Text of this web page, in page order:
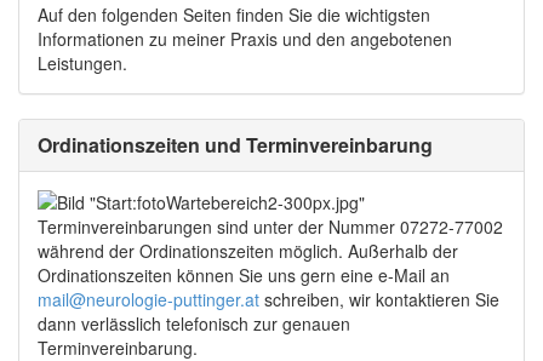
Auf den folgenden Seiten finden Sie die wichtigsten
Informationen zu meiner Praxis und den angebotenen
Leistungen.
Ordinationszeiten und Terminvereinbarung
Terminvereinbarungen sind unter der Nummer 07272-77002
während der Ordinationszeiten möglich. Außerhalb der
Ordinationszeiten können Sie uns gern eine e-Mail an
mail@neurologie-puttinger.at schreiben, wir kontaktieren Sie
dann verlässlich telefonisch zur genauen
Terminvereinbarung.